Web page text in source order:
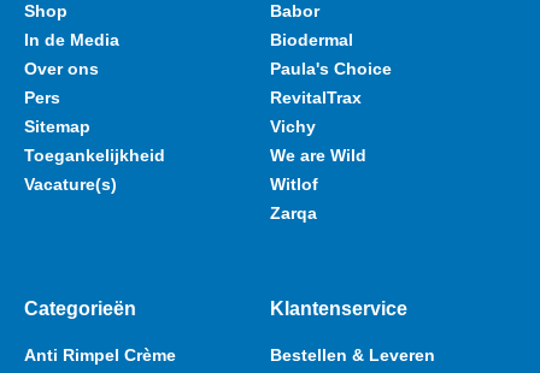
Shop
In de Media
Over ons
Pers
Sitemap
Toegankelijkheid
Vacature(s)
Babor
Biodermal
Paula's Choice
RevitalTrax
Vichy
We are Wild
Witlof
Zarqa
Categorieën
Anti Rimpel Crème
Klantenservice
Bestellen & Leveren